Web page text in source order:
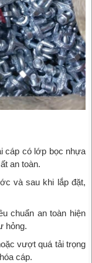
cáp có lớp bọc nhựa
an toàn.
và sau khi lắp đặt,
chuẩn an toàn hiện
hỏng.
vượt quá tải trọng
cáp.